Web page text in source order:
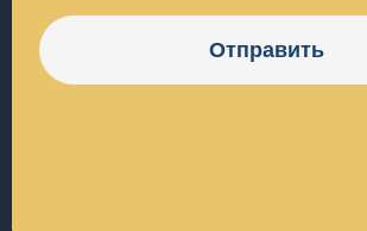
Отправить